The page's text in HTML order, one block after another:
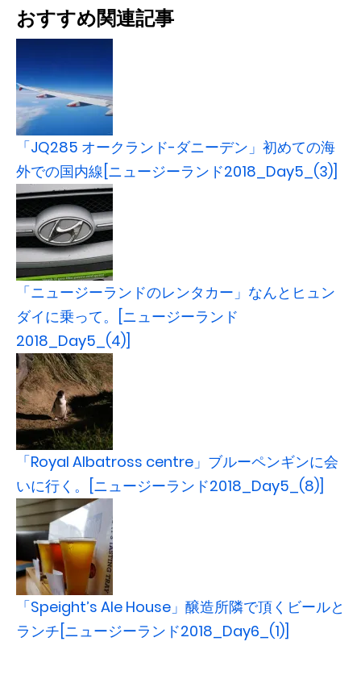
おすすめ関連記事
「JQ285 オークランド-ダニーデン」初めての海
外での国内線[ニュージーランド2018_Day5_(3)]
「ニュージーランドのレンタカー」なんとヒュン
ダイに乗って。[ニュージーランド
2018_Day5_(4)]
「Royal Albatross centre」ブルーペンギンに会
いに行く。[ニュージーランド2018_Day5_(8)]
「Speight’s Ale House」醸造所隣で頂くビールと
ランチ[ニュージーランド2018_Day6_(1)]